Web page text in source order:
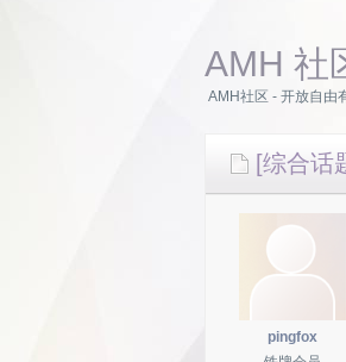
AMH 社
AMH社区 - 开放自由
[综合话
pingfox